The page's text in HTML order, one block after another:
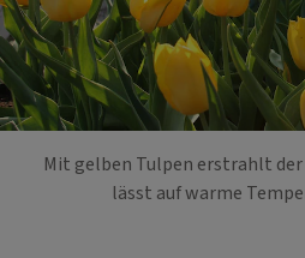
Mit gelben Tulpen erstrahlt
lässt auf warme